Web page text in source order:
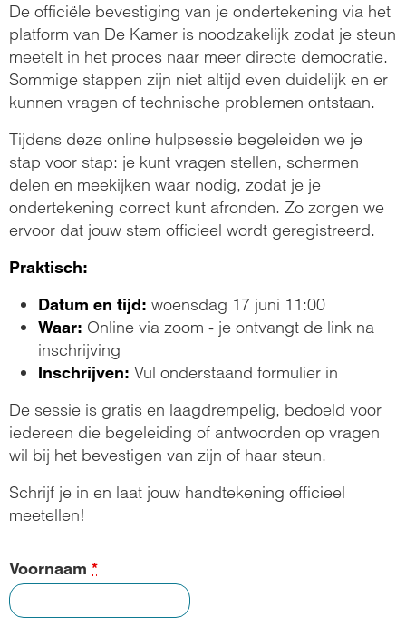
De officiële bevestiging van je ondertekening via het
platform van De Kamer is noodzakelijk zodat je steun
meetelt in het proces naar meer directe democratie.
Sommige stappen zijn niet altijd even duidelijk en er
kunnen vragen of technische problemen ontstaan.
Tijdens deze online hulpsessie begeleiden we je
stap voor stap: je kunt vragen stellen, schermen
delen en meekijken waar nodig, zodat je je
ondertekening correct kunt afronden. Zo zorgen we
ervoor dat jouw stem officieel wordt geregistreerd.
Praktisch:
Datum en tijd: woensdag 17 juni 11:00
Waar: Online via zoom - je ontvangt de link na
inschrijving
Inschrijven: Vul onderstaand formulier in
De sessie is gratis en laagdrempelig, bedoeld voor
iedereen die begeleiding of antwoorden op vragen
wil bij het bevestigen van zijn of haar steun.
Schrijf je in en laat jouw handtekening officieel
meetellen!
Voornaam *